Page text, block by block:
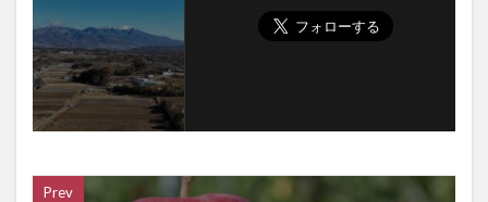
Prev